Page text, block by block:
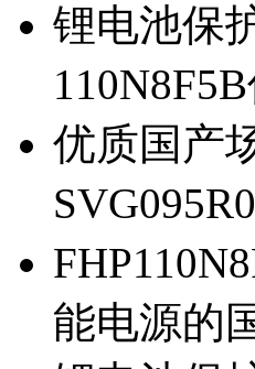
锂电池保
优质国产
能电源的